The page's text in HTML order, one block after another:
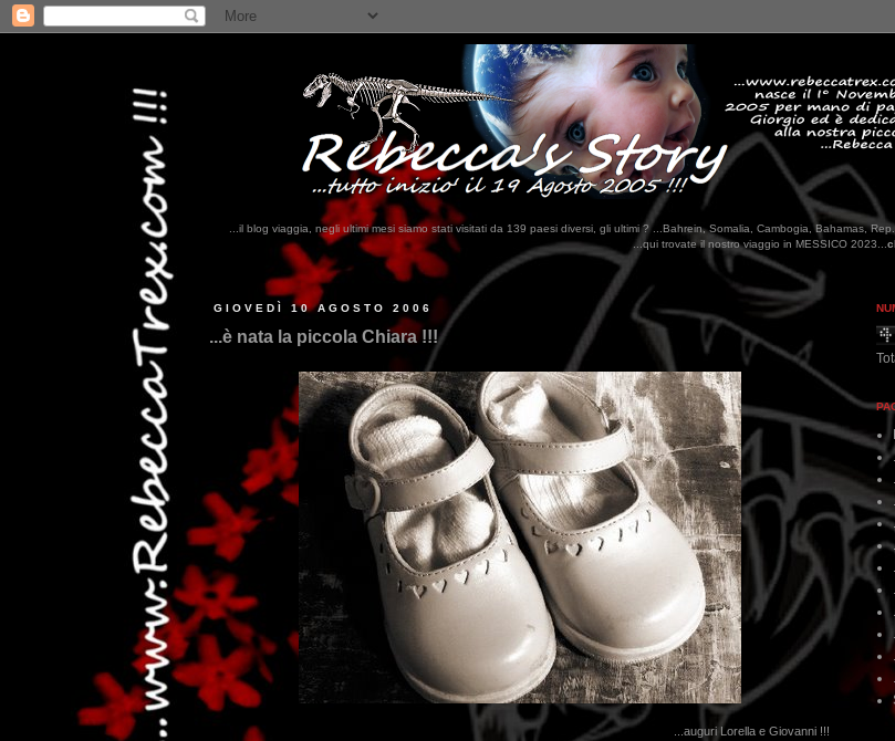
...il blog viaggia, negli ultimi mesi siamo stati visitati da 139 paesi diversi, gli ultimi ? ...Bahrein, Somalia, Cambogia, Bahamas,
...qui trovate il nostro viaggio in MESSICO 2023...clikka qui !!!
GIOVEDÌ 10 AGOSTO 2006
...è nata la piccola Chiara !!!
...auguri Lorella e Giovanni !!!